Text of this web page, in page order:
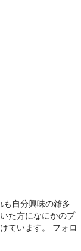
も自分興味の雑多
た方になにかのプ
ています。 フォロ